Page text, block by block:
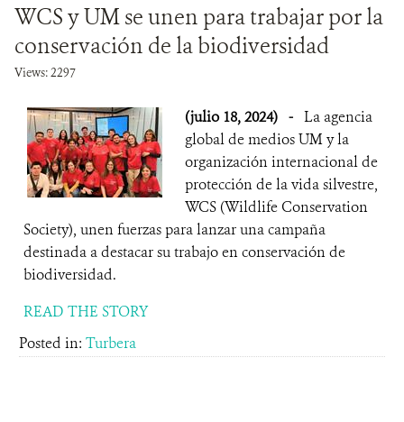
DONA
WCS y UM se unen para trabajar por la
conservación de la biodiversidad
Views: 2297
(julio 18, 2024) - La agencia
global de medios UM y la
organización internacional de
protección de la vida silvestre,
WCS (Wildlife Conservation
Society), unen fuerzas para lanzar una campaña
destinada a destacar su trabajo en conservación de
biodiversidad.
READ THE STORY
Posted in: Turbera